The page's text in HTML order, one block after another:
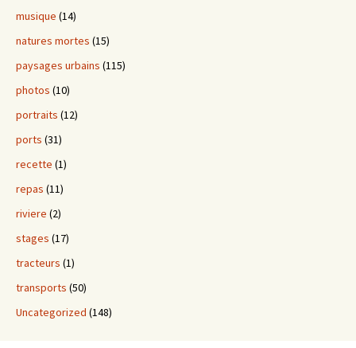
musique (14)
natures mortes (15)
paysages urbains (115)
photos (10)
portraits (12)
ports (31)
recette (1)
repas (11)
riviere (2)
stages (17)
tracteurs (1)
transports (50)
Uncategorized (148)